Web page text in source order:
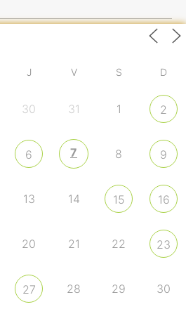
J V S D
30 31 1 2
6 7 8 9
13 14 15 16
20 21 22 23
27 28 29 30